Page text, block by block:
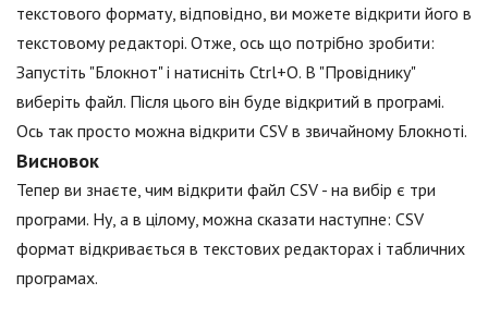
текстового формату, відповідно, ви можете відкрити його в
текстовому редакторі. Отже, ось що потрібно зробити:
Запустіть "Блокнот" і натисніть Ctrl+O. В "Провіднику"
виберіть файл. Після цього він буде відкритий в програмі.
Ось так просто можна відкрити CSV в звичайному Блокноті.
Висновок
Тепер ви знаєте, чим відкрити файл CSV - на вибір є три
програми. Ну, а в цілому, можна сказати наступне: CSV
формат відкривається в текстових редакторах і табличних
програмах.